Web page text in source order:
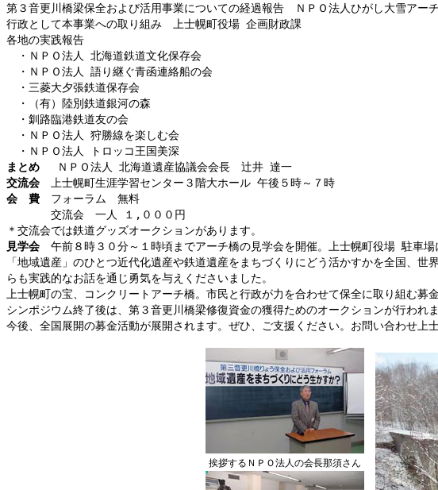
第３音更川橋梁保全および活用事業についての経過報告 ＮＰＯ法人ひがし大雪アー
行政として本事業への取り組み 上士幌町役場 企画財政課
各地の実践報告
・ＮＰＯ法人 北海道鉄道文化保存会
・ＮＰＯ法人 語り継ぐ青函連絡船の会
・三菱大夕張鉄道保存会
・（有）陸別鉄道銀河の森
・釧路臨港鉄道友の会
・ＮＰＯ法人 狩勝線を楽しむ会
・ＮＰＯ法人 トロッコ王国美深
まとめ ＮＰＯ法人 北海道遺産協議会会長 辻井 達一
交流会 上士幌町生涯学習センター３階大ホール 午後５時～７時
会 費 フォーラム 無料
交流会 一人 １,０００円
＊交流会では鉄道グッズオークションがあります。
見学会 午前８時３０分～１時頃までアーチ橋の見学会を開催。上士幌町役場 駐車場
「地域遺産」のひとつ近代化遺産や鉄道遺産をまちづくりにどう活かすかを全国、
らも実践的なお話を通じ勇気を与えくださいました。
上士幌町の宝、コンクリートアーチ橋。市民と行政が力を合わせて保全に取り組む
シンポジウム終了後は、第３音更川橋梁修復資金の獲得ためのオークションが行わ
今後、全国展開の募金活動が展開されます。ぜひ、ご支援ください。お問い合わせ上
挨拶するＮＰＯ法人の会長那須さん